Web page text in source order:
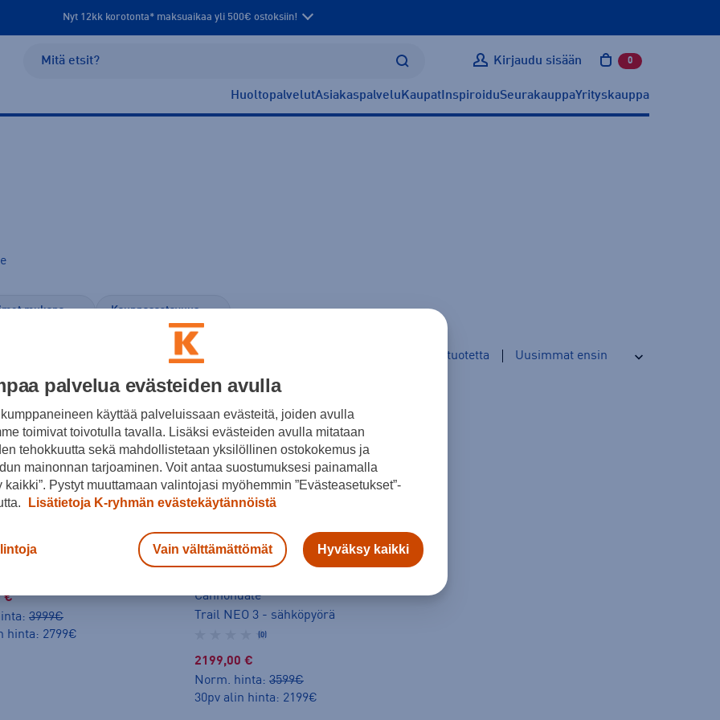
Nyt 12kk korotonta* maksuaikaa yli 500€ ostoksiin!
Kirjaudu sisään 0 tuotetta
HuoltopalvelutAsiakaspalvelu Kaupat InspiroiduSeurakauppaYrityskauppa
mukana Kauppasaatavuus
tuotetta
3 - maastosähköpyörä
€
3999€
hinta: 2799€
Cannondale
Trail NEO 3 - sähköpyörä
(0)
2199,00 €
Norm. hinta: 3599€
30pv alin hinta: 2199€
palvelua evästeiden avulla
käyttää palveluissaan evästeitä, joiden avulla
toimivat toivotulla tavalla. Lisäksi evästeiden avulla mitataan
tehokkuutta sekä mahdollistetaan yksilöllinen ostokokemus ja
mainonnan tarjoaminen. Voit antaa suostumuksesi painamalla
kaikki”. Pystyt muuttamaan valintojasi myöhemmin ”Evästeasetukset”-
Lisätietoja K-ryhmän evästekäytännöistä
Vain välttämättömät Hyväksy kaikki